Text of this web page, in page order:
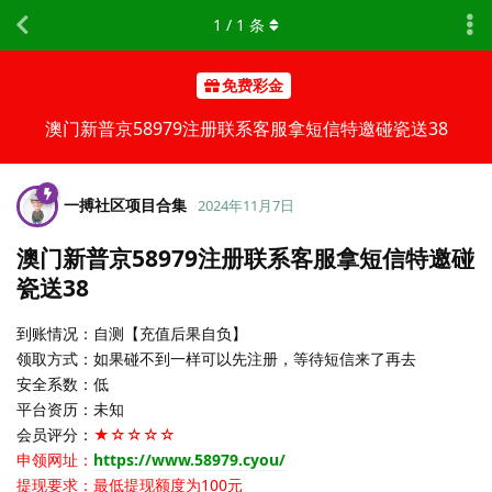
免费彩金
澳门新普京58979注册联系客服拿短信特邀碰瓷送38
1 / 1 条
一搏社区项目合集 2024年11月7日
澳门新普京58979注册联系客服拿短信特邀碰
瓷送38
到账情况：自测【充值后果自负】
领取方式：如果碰不到一样可以先注册，等待短信来了再去
安全系数：低
平台资历：未知
会员评分： ★☆☆☆☆
申领网址： https://www.58979.cyou/
提现要求：最低提现额度为100元